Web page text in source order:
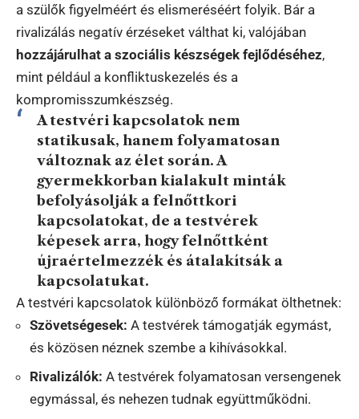
a szülők figyelméért és elismeréséért folyik. Bár a
rivalizálás negatív érzéseket válthat ki, valójában
hozzájárulhat a szociális készségek fejlődéséhez,
mint például a konfliktuskezelés és a
kompromisszumkészség.
A testvéri kapcsolatok nem
statikusak, hanem folyamatosan
változnak az élet során. A
gyermekkorban kialakult minták
befolyásolják a felnőttkori
kapcsolatokat, de a testvérek
képesek arra, hogy felnőttként
újraértelmezzék és átalakítsák a
kapcsolatukat.
A testvéri kapcsolatok különböző formákat ölthetnek:
Szövetségesek: A testvérek támogatják egymást,
és közösen néznek szembe a kihívásokkal.
Rivalizálók: A testvérek folyamatosan versengenek
egymással, és nehezen tudnak együttműködni.